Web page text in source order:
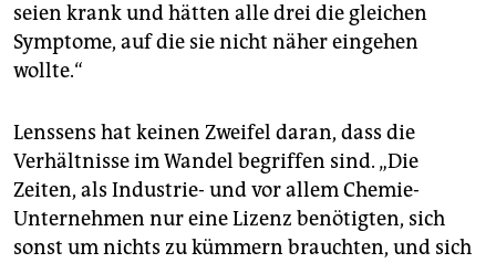
seien krank und hätten alle drei die gleichen
Symptome, auf die sie nicht näher eingehen
wollte.“
Lenssens hat keinen Zweifel daran, dass die
Verhältnisse im Wandel begriffen sind. „Die
Zeiten, als Industrie- und vor allem Chemie-
Unternehmen nur eine Lizenz benötigten, sich
sonst um nichts zu kümmern brauchten, und sich